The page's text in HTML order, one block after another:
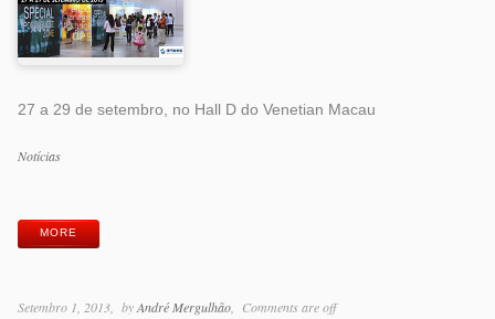
27 a 29 de setembro, no Hall D do Venetian Macau
Categorias
Notícias
MORE
Setembro 1, 2013 byAndré Mergulhão Comments are off